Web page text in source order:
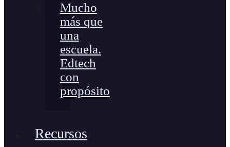
Mucho
más que
una
escuela.
Edtech
con
propósito
Recursos